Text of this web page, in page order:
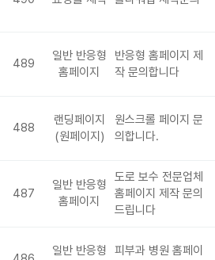
489
일반 반응형
홈페이지
반응형 홈페이지 제
작 문의합니다
488
랜딩페이지
(원페이지)
원스크롤 페이지 문
의합니다.
487
일반 반응형
홈페이지
도로 보수 전문업체
홈페이지 제작 문의
드립니다
일반 반응형
피부과 병원 홈페이